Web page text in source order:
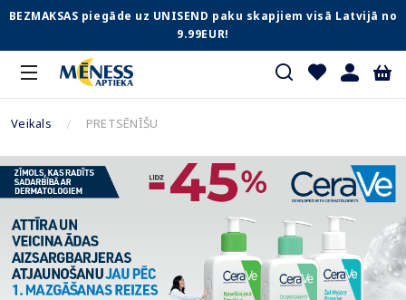
BEZMAKSAS piegāde uz UNISEND paku skapjiem visā Latvijā no
9.99EUR!
Veikals PRETSĒNĪŠU